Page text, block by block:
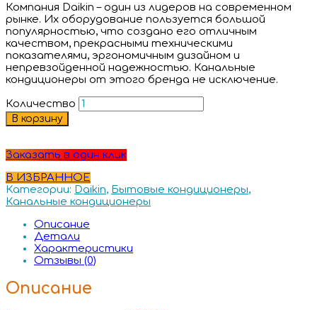
Компания Daikin – один из лидеров на современном
рынке. Их оборудование пользуется большой
популярностью, что создано его отличным
качеством, прекрасными техническими
показателями, эргономичным дизайном и
непревзойденной надежностью. Канальные
кондиционеры от этого бренда не исключение.
Количество
В корзину
Заказать в один клик
В ИЗБРАННОЕ
Категории: Daikin, Бытовые кондиционеры,
Канальные кондиционеры
Описание
Детали
Характеристики
Отзывы (0)
Описание